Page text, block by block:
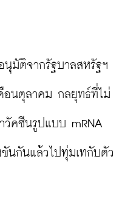
นุมัติจากรัฐบาลสหรัฐฯ
ดือนตุลาคม กลยุทธ์ที่ไม่
วัคซีนรูปแบบ mRNA
นกันแล้วไปทุ่มเทกับตัว